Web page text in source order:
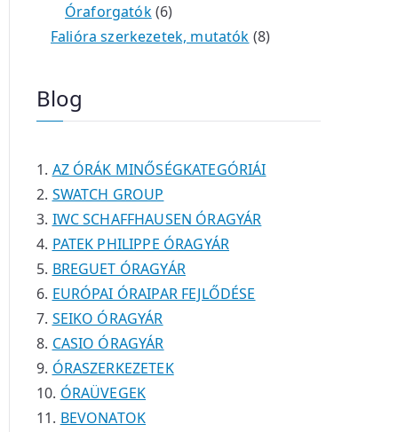
é
k
é
é
m
t
e
t
e
t
k
Óraforgatók 66
t
k
Falióra szerkezetek, mutatók 88
é
Blog
AZ ÓRÁK MINŐSÉGKATEGÓRIÁI
SWATCH GROUP
IWC SCHAFFHAUSEN ÓRAGYÁR
PATEK PHILIPPE ÓRAGYÁR
BREGUET ÓRAGYÁR
EURÓPAI ÓRAIPAR FEJLŐDÉSE
SEIKO ÓRAGYÁR
CASIO ÓRAGYÁR
ÓRASZERKEZETEK
ÓRAÜVEGEK
BEVONATOK